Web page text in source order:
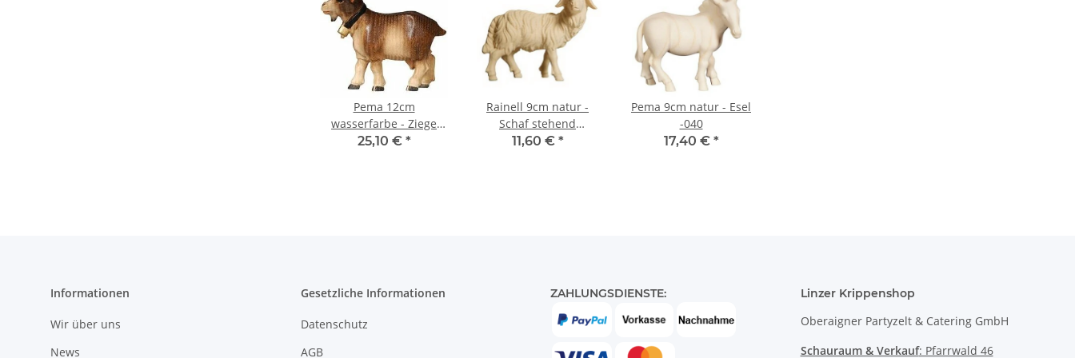
Pema 12cm
wasserfarbe - Ziege
-192
25,10 € *
Rainell 9cm natur -
Schaf stehend
rechtsschauend -262
11,60 € *
Pema 9cm natur - Esel
-040
17,40 € *
Informationen
Wir über uns
News
Gesetzliche Informationen
Datenschutz
AGB
ZAHLUNGSDIENSTE: Linzer Krippenshop
Oberaigner Partyzelt & Catering GmbH
Schauraum & Verkauf: Pfarrwald 46